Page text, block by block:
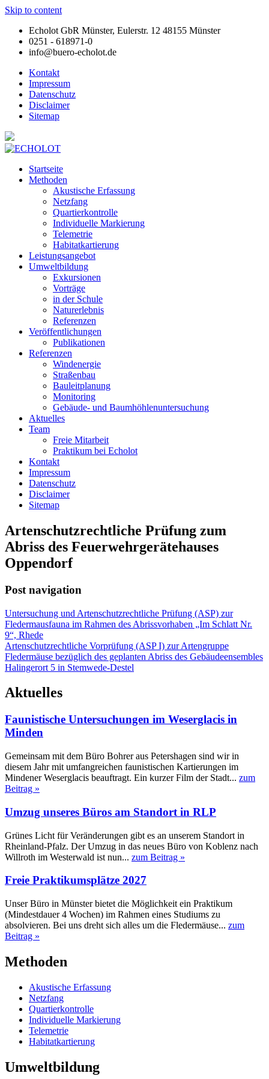
Skip to content
Echolot GbR Münster, Eulerstr. 12 48155 Münster
0251 - 618971-0
info@buero-echolot.de
Kontakt
Impressum
Datenschutz
Disclaimer
Sitemap
Startseite
Methoden
Akustische Erfassung
Netzfang
Quartierkontrolle
Individuelle Markierung
Telemetrie
Habitatkartierung
Leistungsangebot
Umweltbildung
Exkursionen
Vorträge
in der Schule
Naturerlebnis
Referenzen
Veröffentlichungen
Publikationen
Referenzen
Windenergie
Straßenbau
Bauleitplanung
Monitoring
Gebäude- und Baumhöhlenuntersuchung
Aktuelles
Team
Freie Mitarbeit
Praktikum bei Echolot
Kontakt
Impressum
Datenschutz
Disclaimer
Sitemap
Artenschutzrechtliche Prüfung zum
Abriss des Feuerwehrgerätehauses
Oppendorf
Post navigation
Untersuchung und Artenschutzrechtliche Prüfung (ASP) zur
Fledermausfauna im Rahmen des Abrissvorhaben „Im Schlatt Nr.
9“, Rhede
Artenschutzrechtliche Vorprüfung (ASP I) zur Artengruppe
Fledermäuse bezüglich des geplanten Abriss des Gebäudeensembles
Halingerort 5 in Stemwede-Destel
Aktuelles
Faunistische Untersuchungen im Weserglacis in
Minden
Gemeinsam mit dem Büro Bohrer aus Petershagen sind wir in
diesem Jahr mit umfangreichen faunistischen Kartierungen im
Mindener Weserglacis beauftragt. Ein kurzer Film der Stadt... zum
Beitrag »
Umzug unseres Büros am Standort in RLP
Grünes Licht für Veränderungen gibt es an unserem Standort in
Rheinland-Pfalz. Der Umzug in das neues Büro von Koblenz nach
Willroth im Westerwald ist nun... zum Beitrag »
Freie Praktikumsplätze 2027
Unser Büro in Münster bietet die Möglichkeit ein Praktikum
(Mindestdauer 4 Wochen) im Rahmen eines Studiums zu
absolvieren. Bei uns dreht sich alles um die Fledermäuse... zum
Beitrag »
Methoden
Akustische Erfassung
Netzfang
Quartierkontrolle
Individuelle Markierung
Telemetrie
Habitatkartierung
Umweltbildung